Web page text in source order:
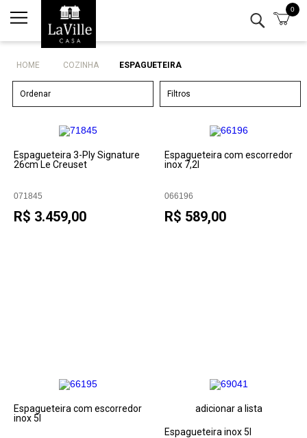
0
Minha conta
Lista de Presentes
Mesa
Eletro
Bar
Decor
HOME COZINHA ESPAGUETEIRA
Filtros
Ordenar
Espagueteira 3-Ply Signature
26cm Le Creuset
071845
R$ 3.459,00
Espagueteira com escorredor
inox 7,2l
066196
R$ 589,00
Espagueteira com escorredor
inox 5l
adicionar a lista
Espagueteira inox 5l